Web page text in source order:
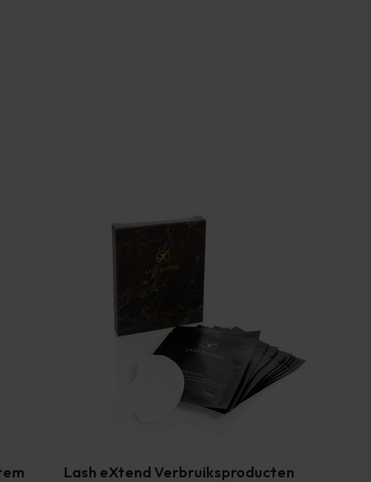
Lash eXtend Verbruiksproducten